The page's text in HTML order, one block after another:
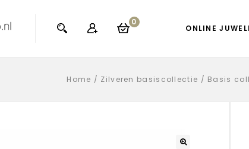
0
ONLINE
Home / Zilveren basiscollectie / Basis